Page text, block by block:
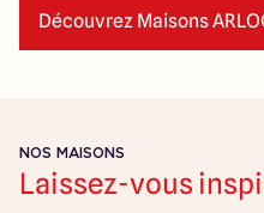
Découvrez Maisons
NOS MAISONS
Laissez-vous